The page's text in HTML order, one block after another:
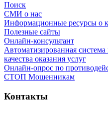
Поиск
СМИ о нас
Информационные ресурсы о
Полезные сайты
Онлайн-консультант
Автоматизированная
качества оказания услуг
Онлайн-опрос по
СТОП Мошенникам
Контакты